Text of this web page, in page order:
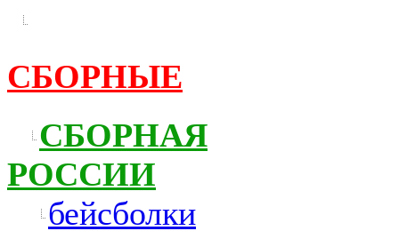
СБОРНЫЕ
СБОРНАЯ
РОССИИ
бейсболки